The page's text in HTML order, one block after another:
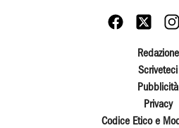
Redazione
Scriveteci
Pubblicità
Privacy
Codice Etico e